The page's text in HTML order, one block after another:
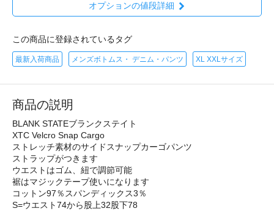
オプションの値段詳細
この商品に登録されているタグ
最新入荷商品 メンズボトムス・ デニム・パンツ XL XXLサイズ
商品の説明
BLANK STATEブランクステイト
XTC Velcro Snap Cargo
ストレッチ素材のサイドスナップカーゴパンツ
ストラップがつきます
ウエストはゴム、紐で調節可能
裾はマジックテープ使いになります
コットン97％スパンディックス3％
S=ウエスト74から股上32股下78